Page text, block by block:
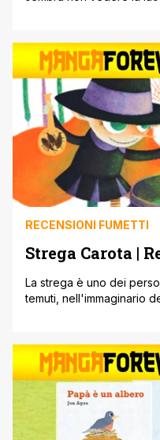
attraversano
passa attraverso un fitto
RECENSIONI FUMETTI
Strega Carota |
La strega è uno dei
temuti, nell'immaginario
alcune piuttosto atipiche,
caso della strega
vi andremo [']